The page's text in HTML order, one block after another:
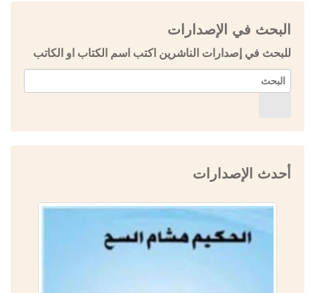
البحث في الإصدارات
للبحث في إصدارات الناشرين اكتب اسم الكتاب او الكاتب
أحدث الإصدارات